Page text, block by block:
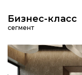
Бизнес-класс
сегмент